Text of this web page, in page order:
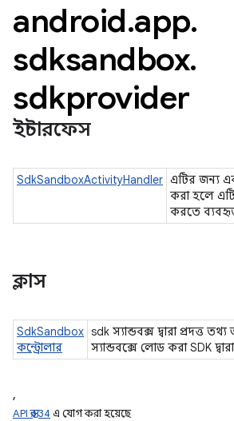
android.app.
sdksandbox.
sdkprovider
ইন্টারফেস
SdkSandboxActivityHandler এটির জন্য
করা হলে
করতে
ক্লাস
SdkSandbox
কন্ট্রোলার
sdk স্যান্ডবক্স দ্বারা প্রদত্ত
স্যান্ডবক্সে লোড করা SDK
,
API স্তর 34 এ যোগ করা হয়েছে